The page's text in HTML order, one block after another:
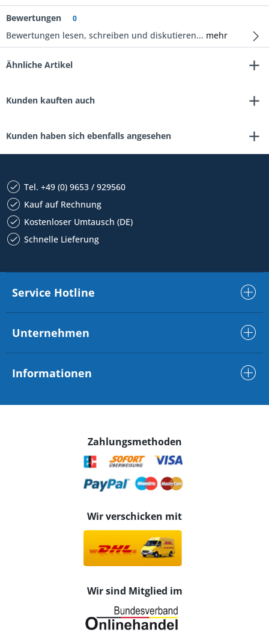
Bewertungen 0
Bewertungen lesen, schreiben und diskutieren... mehr
Ähnliche Artikel
Kunden kauften auch
Kunden haben sich ebenfalls angesehen
Tel. +49 (0) 9653 / 929560
Kauf auf Rechnung
Kostenloser Umtausch (DE)
Schnelle Lieferung
Service Hotline
Unternehmen
Informationen
Zahlungsmethoden
Wir verschicken mit
Wir sind Mitglied im